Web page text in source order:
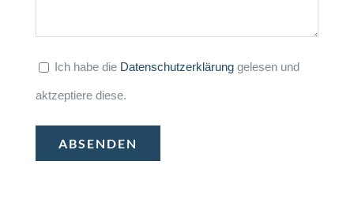
Ich habe die Datenschutzerklärung gelesen und
aktzeptiere diese.